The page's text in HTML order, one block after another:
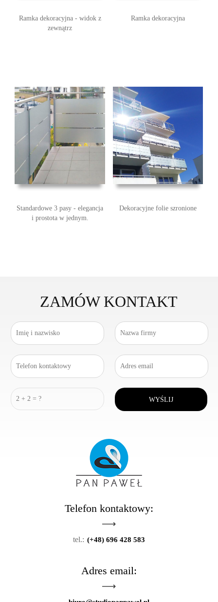
Ramka dekoracyjna - widok z
zewnątrz
Ramka dekoracyjna
Standardowe 3 pasy - elegancja
i prostota w jednym.
Dekoracyjne folie szronione
ZAMÓW KONTAKT
Telefon kontaktowy:
tel.: (+48) 696 428 583
Adres email: